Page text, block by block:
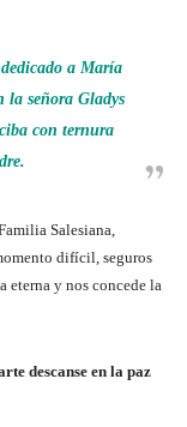
a María
señora Gladys
con ternura
Salesiana,
difícil, seguros
eterna y nos concede la
descanse en la paz